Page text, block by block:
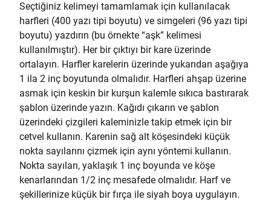
Seçtiğiniz kelimeyi tamamlamak için kullanılacak
harfleri (400 yazı tipi boyutu) ve simgeleri (96 yazı tipi
boyutu) yazdırın (bu örnekte “aşk” kelimesi
kullanılmıştır). Her bir çıktıyı bir kare üzerinde
ortalayın. Harfler karelerin üzerinde yukarıdan aşağıya
1 ila 2 inç boyutunda olmalıdır. Harfleri ahşap üzerine
asmak için keskin bir kurşun kalemle sıkıca bastırarak
şablon üzerinde yazın. Kağıdı çıkarın ve şablon
üzerindeki çizgileri kaleminizle takip etmek için bir
cetvel kullanın. Karenin sağ alt köşesindeki küçük
nokta sayılarını çizmek için aynı yöntemi kullanın.
Nokta sayıları, yaklaşık 1 inç boyunda ve köşe
kenarlarından 1/2 inç mesafede olmalıdır. Harf ve
şekillerinize küçük bir fırça ile siyah boya uygulayın.